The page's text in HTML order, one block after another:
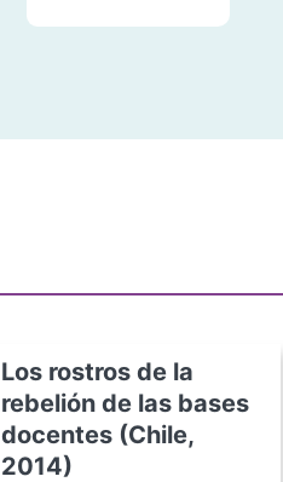
Los rostros de la
rebelión de las bases
docentes (Chile,
2014)